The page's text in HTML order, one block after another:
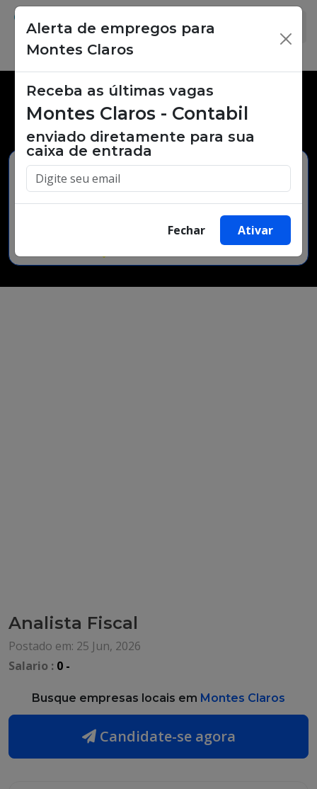
Vagas de emprego,
oportunidades de trabalho.
Buscar Vagas
Analista Fiscal
Postado em: 25 Jun, 2026
Salario : 0 -
Busque empresas locais em Montes Claros
Candidate-se agora
Alerta de empregos para
Montes Claros
×
Receba as últimas vagas
Montes Claros - Contabil
enviado diretamente para sua
caixa de entrada
Fechar Ativar